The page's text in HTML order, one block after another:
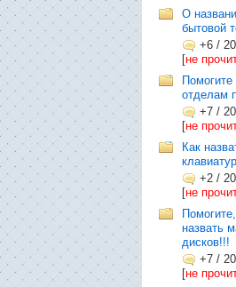
О
бытовой
+6 /
[не
отделам
+7 /
[не
Как
+2 /
[не
назвать
дисков!!!
+7 /
[не